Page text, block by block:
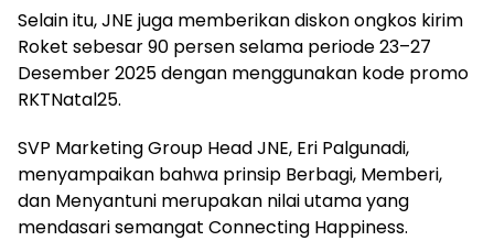
Selain itu, JNE juga memberikan diskon ongkos kirim
Roket sebesar 90 persen selama periode 23–27
Desember 2025 dengan menggunakan kode promo
RKTNatal25.
SVP Marketing Group Head JNE, Eri Palgunadi,
menyampaikan bahwa prinsip Berbagi, Memberi,
dan Menyantuni merupakan nilai utama yang
mendasari semangat Connecting Happiness.